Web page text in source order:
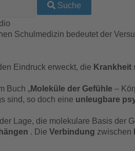
Suche
Schulmedizin bedeutet der
Eindruck erweckt, die Krankheit
Buch „Moleküle der Gefühle –
sind, so doch eine unleugbare
Lage, die molekulare Basis der
. Die Verbindung zwischen